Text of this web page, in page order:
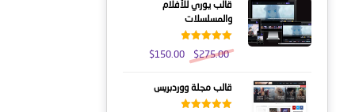
قالب يوري للأفلام
والمسلسلات
تم التقييم
5.00من 5
$275.00
$150.00
قالب مجلة ووردبريس